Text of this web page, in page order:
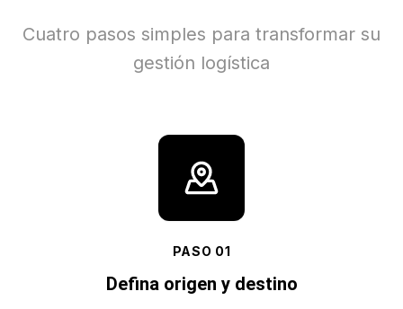
Cuatro pasos simples para transformar su
gestión logística
PASO 01
Defina origen y destino